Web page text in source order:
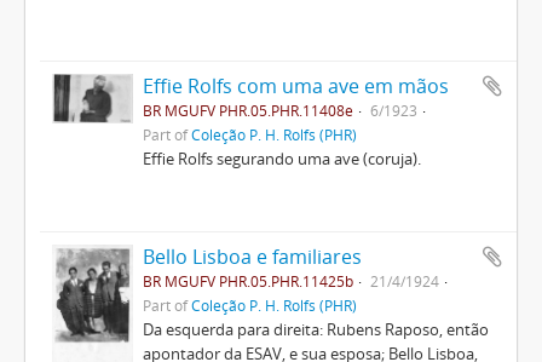
Effie Rolfs com uma ave em mãos
BR MGUFV PHR.05.PHR.11408e
6/1923
Part ofColeção P. H. Rolfs (PHR)
Effie Rolfs segurando uma ave (coruja).
Bello Lisboa e familiares
BR MGUFV PHR.05.PHR.11425b
21/4/1924
Part ofColeção P. H. Rolfs (PHR)
Da esquerda para direita: Rubens Raposo, então
apontador da ESAV, e sua esposa; Bello Lisboa,